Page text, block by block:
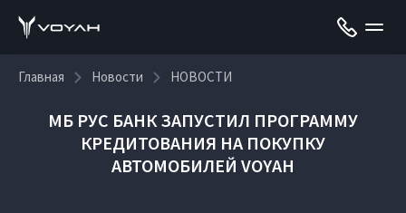
Главная Новости НОВОСТИ
МБ РУС БАНК ЗАПУСТИЛ ПРОГРАММУ
КРЕДИТОВАНИЯ НА ПОКУПКУ
АВТОМОБИЛЕЙ VOYAH